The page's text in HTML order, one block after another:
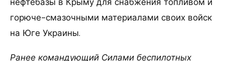
горюче-смазочными материалами своих войск
на Юге Украины.
Ранее командующий Силами беспилотных